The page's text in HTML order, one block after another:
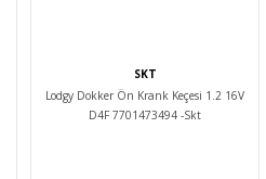
SKT
Lodgy Dokker Ön Krank Keçesi 1.2 16V
D4F 7701473494 -Skt